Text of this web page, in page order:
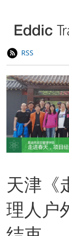
RSS
天津《
理人户